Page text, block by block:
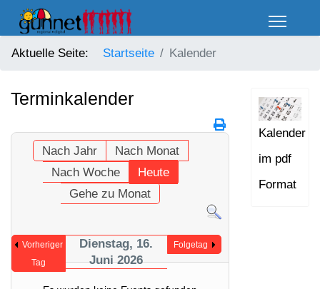
Aktuelle Seite: Startseite Kalender
Terminkalender
Nach Jahr
Nach Monat
Nach Woche
Heute
Gehe zu Monat
Vorheriger
Tag
Dienstag, 16.
Juni 2026
Folgetag
Kalender
im pdf
Format